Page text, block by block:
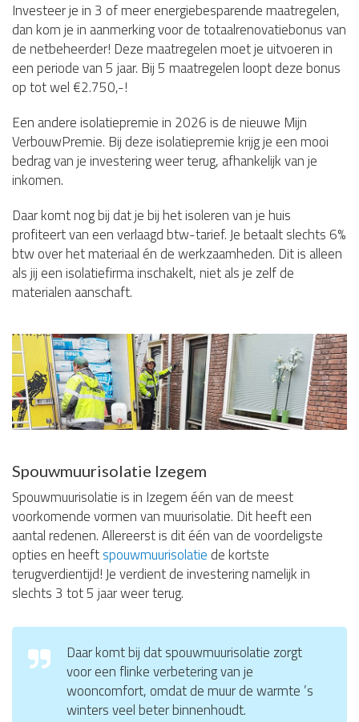
Investeer je in 3 of meer energiebesparende maatregelen,
dan kom je in aanmerking voor de totaalrenovatiebonus van
de netbeheerder! Deze maatregelen moet je uitvoeren in
een periode van 5 jaar. Bij 5 maatregelen loopt deze bonus
op tot wel €2.750,-!
Een andere isolatiepremie in 2026 is de nieuwe Mijn
VerbouwPremie. Bij deze isolatiepremie krijg je een mooi
bedrag van je investering weer terug, afhankelijk van je
inkomen.
Daar komt nog bij dat je bij het isoleren van je huis
profiteert van een verlaagd btw-tarief. Je betaalt slechts 6%
btw over het materiaal én de werkzaamheden. Dit is alleen
als jij een isolatiefirma inschakelt, niet als je zelf de
materialen aanschaft.
Spouwmuurisolatie Izegem
Spouwmuurisolatie is in Izegem één van de meest
voorkomende vormen van muurisolatie. Dit heeft een
aantal redenen. Allereerst is dit één van de voordeligste
opties en heeftspouwmuurisolatie de kortste
terugverdientijd! Je verdient de investering namelijk in
slechts 3 tot 5 jaar weer terug.
Daar komt bij dat spouwmuurisolatie zorgt
voor een flinke verbetering van je
wooncomfort, omdat de muur de warmte ’s
winters veel beter binnenhoudt.